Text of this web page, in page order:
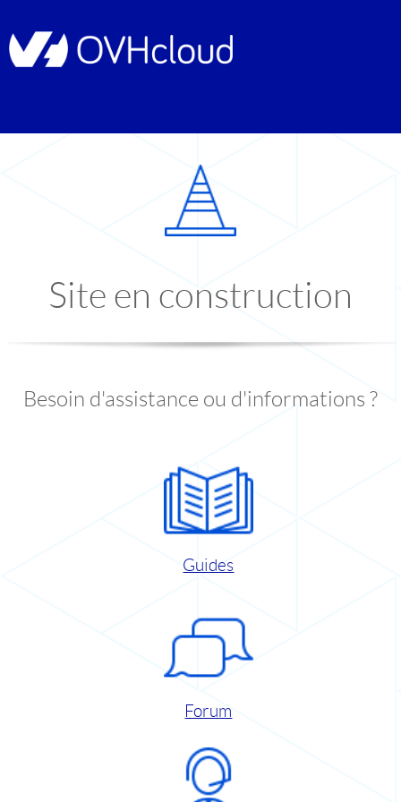
Site en construction
Besoin d'assistance ou d'informations ?
Guides
Forum